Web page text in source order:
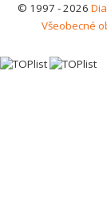
© 1997 - 2026
Všeobecné